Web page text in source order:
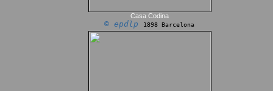
Casa Codina
© epdlp 1898 Barcelona